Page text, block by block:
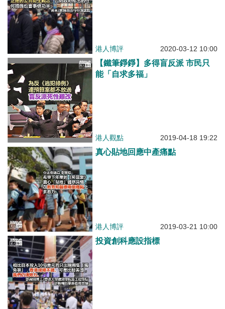
港人博評 2020-03-12 10:00
【鐵筆錚錚】多得盲反派 市民只
能「自求多福」
港人觀點 2019-04-18 19:22
真心貼地回應中產痛點
港人博評 2019-03-21 10:00
投資創科應設指標